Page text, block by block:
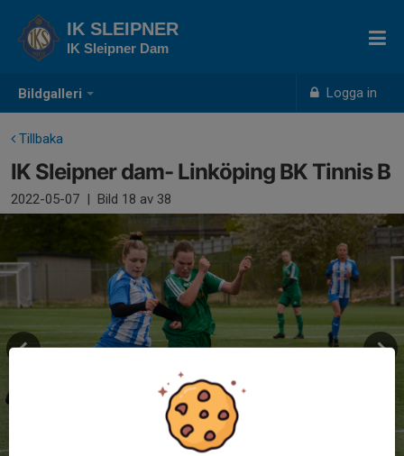
Bildgalleri Logga in
IK SLEIPNER
IK Sleipner Dam
Tillbaka
IK Sleipner dam- Linköping BK Tinnis B
2022-05-07 | Bild 18 av 38